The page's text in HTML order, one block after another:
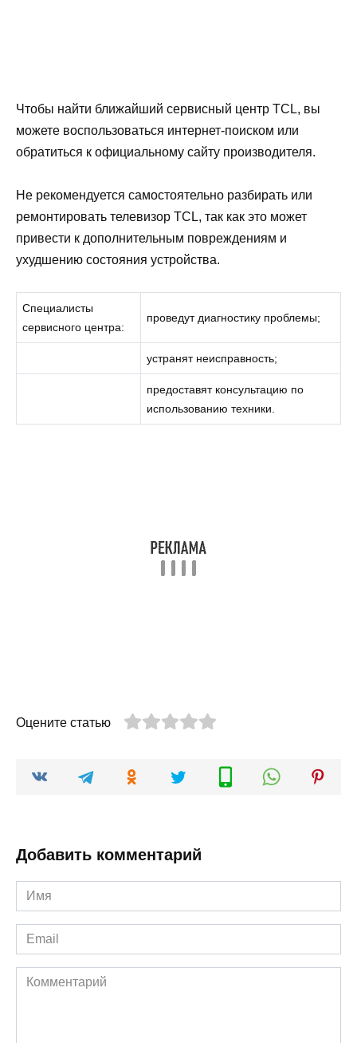
Чтобы найти ближайший сервисный центр TCL, вы
можете воспользоваться интернет-поиском или
обратиться к официальному сайту производителя.
Не рекомендуется самостоятельно разбирать или
ремонтировать телевизор TCL, так как это может
привести к дополнительным повреждениям и
ухудшению состояния устройства.
Специалисты
сервисного центра:
проведут диагностику проблемы;
устранят неисправность;
предоставят консультацию по
использованию техники.
Оцените статью
Добавить комментарий
Имя
*
Email
*
Комментарий